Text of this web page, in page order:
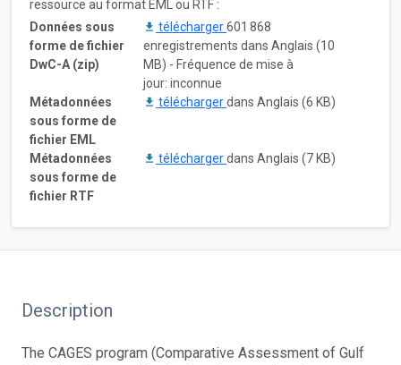
ressource au format EML ou RTF :
Données sous
forme de fichier
DwC-A (zip)
télécharger601 868
enregistrements dans Anglais (10
MB) - Fréquence de mise à
jour: inconnue
Métadonnées
sous forme de
fichier EML
téléchargerdans Anglais (6 KB)
Métadonnées
sous forme de
fichier RTF
téléchargerdans Anglais (7 KB)
Description
The CAGES program (Comparative Assessment of Gulf